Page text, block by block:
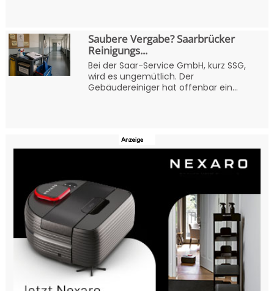
Saubere Vergabe? Saarbrücker
Reinigungs...
Bei der Saar-Service GmbH, kurz SSG,
wird es ungemütlich. Der
Gebäudereiniger hat offenbar ein...